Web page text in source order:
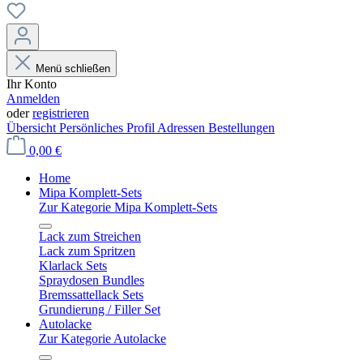
Menü schließen
Ihr Konto
Anmelden
oderregistrieren
Übersicht Persönliches Profil Adressen Bestellungen
0,00 €
Home
Mipa Komplett-Sets
Zur Kategorie Mipa Komplett-Sets
Lack zum Streichen
Lack zum Spritzen
Klarlack Sets
Spraydosen Bundles
Bremssattellack Sets
Grundierung / Filler Set
Autolacke
Zur Kategorie Autolacke